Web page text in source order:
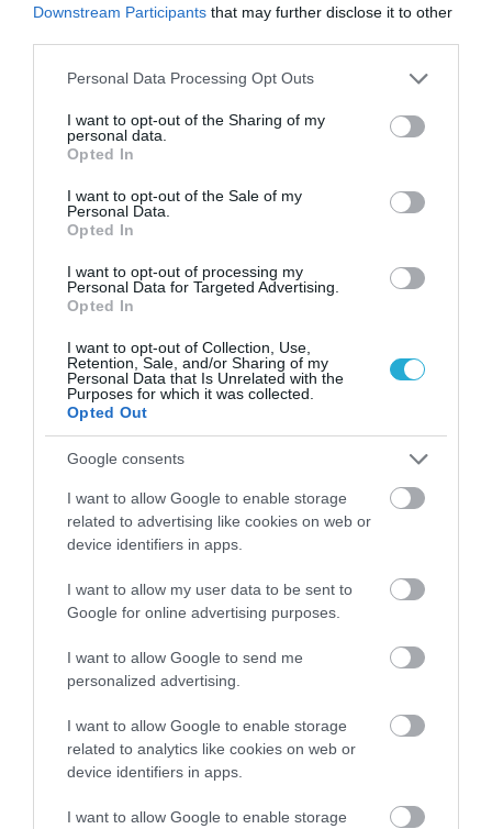
Downstream Participants that may further disclose it to other
Please note that this website/app uses one or more Google
not limited to your visit or usage behaviour. You may click to
grant or deny consent to Google and its third-party tags to
use your data for below specified purposes in below Google
consent section.
Personal Data Processing Opt Outs
I want to opt-out of the Sharing of my
personal data.
Opted In
I want to opt-out of the Sale of my
Personal Data.
Opted In
I want to opt-out of processing my
Personal Data for Targeted Advertising.
Opted In
I want to opt-out of Collection, Use,
Retention, Sale, and/or Sharing of my
Personal Data that Is Unrelated with the
Purposes for which it was collected.
Opted Out
Google consents
I want to allow Google to enable storage
related to advertising like cookies on web or
device identifiers in apps.
I want to allow my user data to be sent to
Google for online advertising purposes.
I want to allow Google to send me
personalized advertising.
I want to allow Google to enable storage
related to analytics like cookies on web or
device identifiers in apps.
I want to allow Google to enable storage
διεγείρουμε δυναμικά τους ινοβλάστες και
την ελαστίνη, επιτυγχάνοντας ακόμη πιο
θεαματικά αποτελέσματα σύσφιξης και
ενυδάτωσης.
Μία σειρά θεραπειών με ραδιοσυχνότητες
στο πρόσωπο, πριν από την εφαρμογή
υαλουρονικού οξέος με μεσοθεραπεία,
λύση, ως προς την αναζωογόνηση του
δέρματος».
ΟΜΟΡΦΙΑ